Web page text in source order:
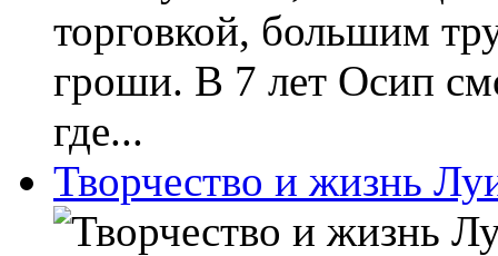
торговкой, большим
гроши. В 7 лет Осип
где...
Творчество и жизнь